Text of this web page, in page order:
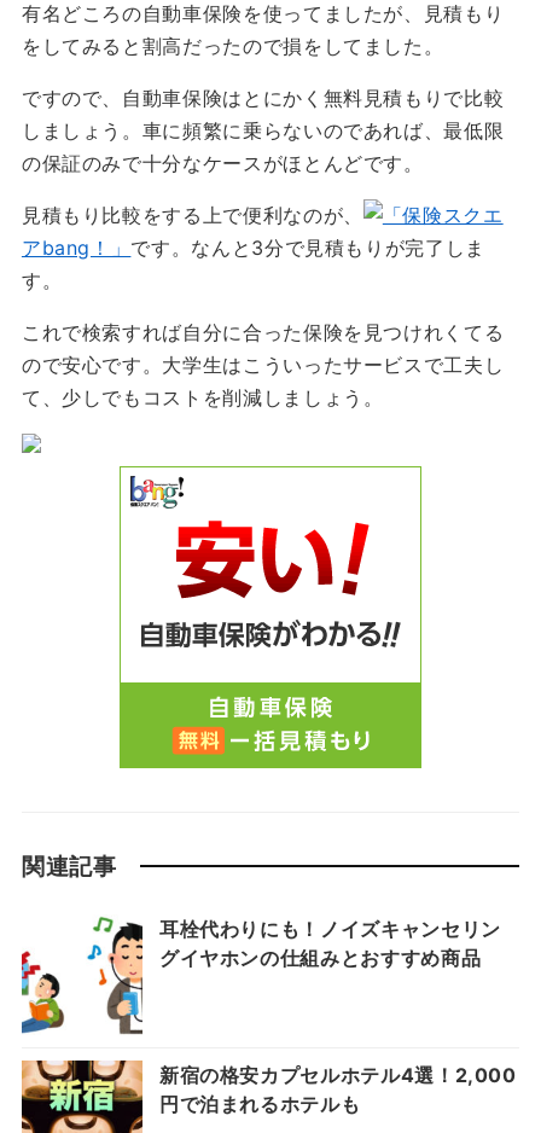
有名どころの自動車保険を使ってましたが、見積もり
をしてみると割高だったので損をしてました。
ですので、自動車保険はとにかく無料見積もりで比較
しましょう。車に頻繁に乗らないのであれば、最低限
の保証のみで十分なケースがほとんどです。
見積もり比較をする上で便利なのが、
「保険スクエ
アbang！」 です。なんと3分で見積もりが完了しま
す。
これで検索すれば自分に合った保険を見つけれくてる
ので安心です。大学生はこういったサービスで工夫し
て、少しでもコストを削減しましょう。
関連記事
耳栓代わりにも！ノイズキャンセリン
グイヤホンの仕組みとおすすめ商品
新宿の格安カプセルホテル4選！2,000
円で泊まれるホテルも